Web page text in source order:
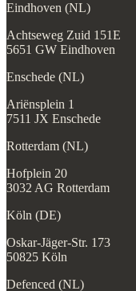
Eindhoven (NL)
Achtseweg Zuid 151E
5651 GW Eindhoven
Enschede (NL)
Ariënsplein 1
7511 JX Enschede
Rotterdam (NL)
Hofplein 20
3032 AG Rotterdam
Köln (DE)
Oskar-Jäger-Str. 173
50825 Köln
Defenced (NL)